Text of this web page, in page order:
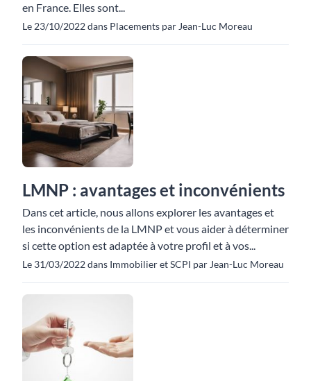
en France. Elles sont...
Le 23/10/2022 dans Placements par Jean-Luc Moreau
LMNP : avantages et inconvénients
Dans cet article, nous allons explorer les avantages et
les inconvénients de la LMNP et vous aider à déterminer
si cette option est adaptée à votre profil et à vos...
Le 31/03/2022 dans Immobilier et SCPI par Jean-Luc Moreau